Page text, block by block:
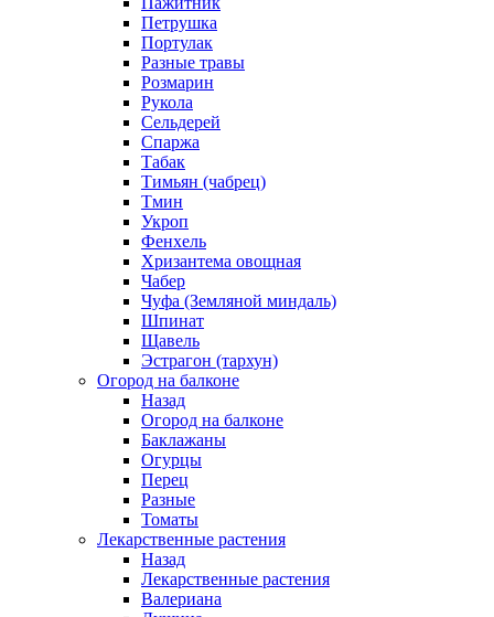
Петрушка
Портулак
Разные травы
Розмарин
Рукола
Сельдерей
Спаржа
Табак
Тимьян (чабрец)
Тмин
Укроп
Фенхель
Хризантема овощная
Чабер
Чуфа (Земляной миндаль)
Шпинат
Щавель
Эстрагон (тархун)
Огород на балконе
Назад
Огород на балконе
Баклажаны
Огурцы
Перец
Разные
Томаты
Лекарственные растения
Назад
Лекарственные растения
Валериана